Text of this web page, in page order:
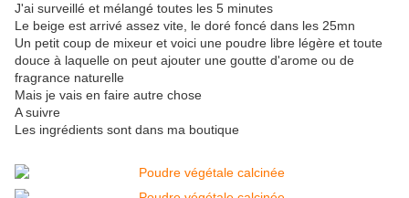
J'ai surveillé et mélangé toutes les 5 minutes
Le beige est arrivé assez vite, le doré foncé dans les 25mn
Un petit coup de mixeur et voici une poudre libre légère et toute
douce à laquelle on peut ajouter une goutte d'arome ou de
fragrance naturelle
Mais je vais en faire autre chose
A suivre
Les ingrédients sont dans ma boutique